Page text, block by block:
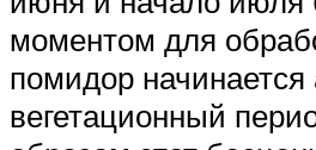
моментом для
помидор начинается
вегетационный